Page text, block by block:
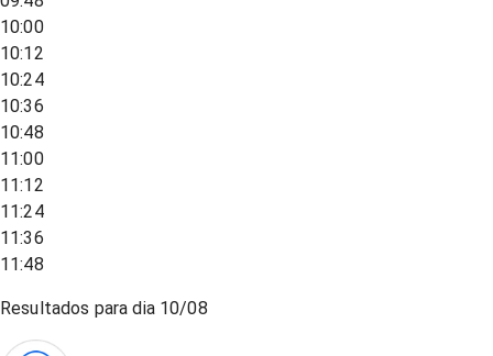
10:00
10:12
10:24
10:36
10:48
11:00
11:12
11:24
11:36
11:48
Resultados para dia 10/08